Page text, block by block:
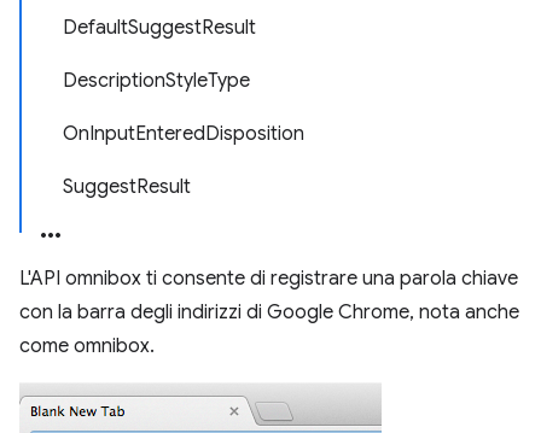
DefaultSuggestResult
DescriptionStyleType
OnInputEnteredDisposition
SuggestResult
L'API omnibox ti consente di registrare una parola chiave
con la barra degli indirizzi di Google Chrome, nota anche
come omnibox.